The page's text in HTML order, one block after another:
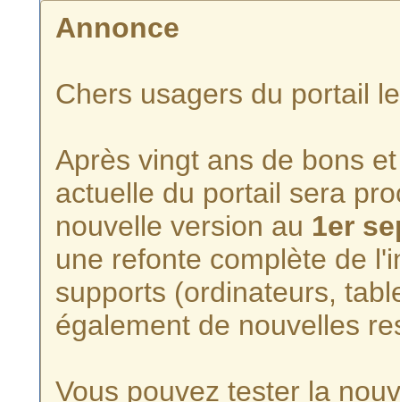
Annonce
Chers usagers du portail
Après vingt ans de bons
actuelle du portail sera
nouvelle version au 1er
une refonte complète de
supports (ordinateurs,
également de nouvelles
Vous pouvez tester la